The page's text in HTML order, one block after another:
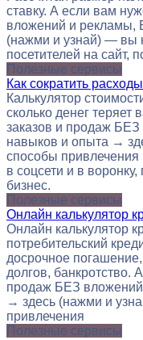
ставку. А если вам
вложений и рекламы,
(нажми и узнай) — вы
посетителей на сайт,
Полезные сервисы
Как сократить
Калькулятор
сколько денег
заказов и продаж
навыков и опыта →
способы привлечения
в соцсети и в
бизнес.
Полезные сервисы
Онлайн калькулятор
Онлайн калькулятор
потребительский
досрочное
долгов, банкротство.
продаж БЕЗ
→ здесь (нажми и
привлечения
Полезные сервисы